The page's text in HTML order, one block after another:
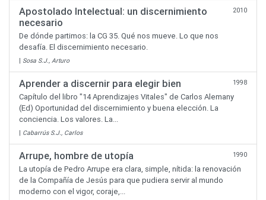
Apostolado Intelectual: un discernimiento
necesario
2010
De dónde partimos: la CG 35. Qué nos mueve. Lo que nos
desafía. El discernimiento necesario.
| Sosa S.J., Arturo
Aprender a discernir para elegir bien 1998
Capítulo del libro "14 Aprendizajes Vitales" de Carlos Alemany
(Ed) Oportunidad del discernimiento y buena elección. La
conciencia. Los valores. La...
| Cabarrús S.J., Carlos
Arrupe, hombre de utopía 1990
La utopía de Pedro Arrupe era clara, simple, nítida: la renovación
de la Compañía de Jesús para que pudiera servir al mundo
moderno con el vigor, coraje,...